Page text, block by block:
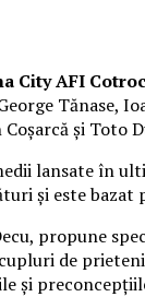
City AFI
Tănase,
și Toto
lansate în
și este bazat
propune
de
și